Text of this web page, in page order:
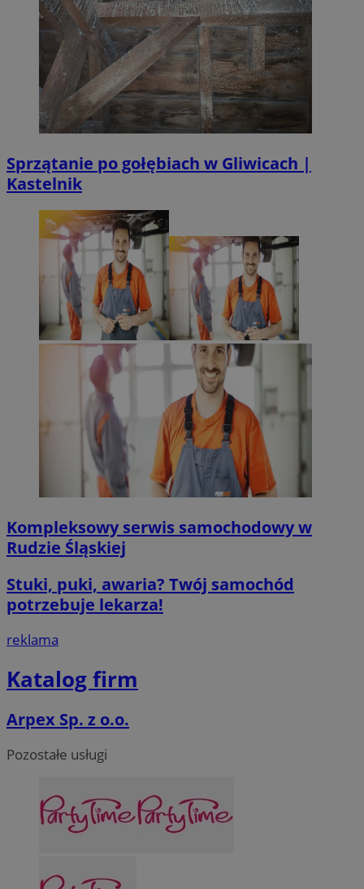
Sprzątanie po gołębiach w Gliwicach |
Kastelnik
Kompleksowy serwis samochodowy w
Rudzie Śląskiej
Stuki, puki, awaria? Twój samochód
potrzebuje lekarza!
reklama
Katalog firm
Arpex Sp. z o.o.
Pozostałe usługi